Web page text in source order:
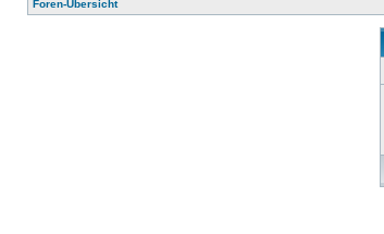
Foren-Übersicht